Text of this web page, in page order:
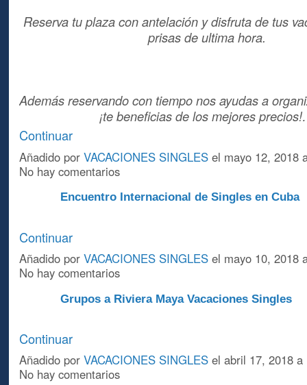
Reserva tu plaza con antelación y disfruta de tus
prisas de ultima hora.
Además reservando con tiempo nos ayudas a
¡te beneficias de los mejores
Continuar
Añadido por VACACIONES SINGLESel mayo 12, 2018
No hay comentarios
Encuentro Internacional de Singles en Cuba
Continuar
Añadido por VACACIONES SINGLESel mayo 10, 2018
No hay comentarios
Grupos a Riviera Maya Vacaciones Singles
Continuar
Añadido por VACACIONES SINGLESel abril 17, 2018
No hay comentarios